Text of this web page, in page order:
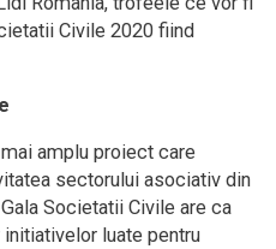
Civile 2020 fiind
amplu proiect care
sectorului asociativ din
Societatii Civile are ca
luate pentru